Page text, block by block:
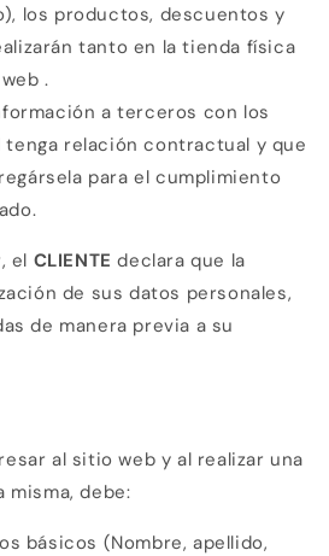
los productos, descuentos y
tanto en la tienda física
.
a terceros con los
tenga relación contractual y que
para el cumplimiento
el CLIENTE declara que la
de sus datos personales,
de manera previa a su
al sitio web y al realizar una
misma, debe:
básicos (Nombre, apellido,